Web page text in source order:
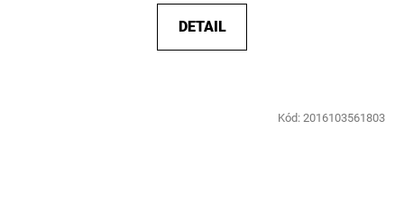
DETAIL
Kód: 2016103561803